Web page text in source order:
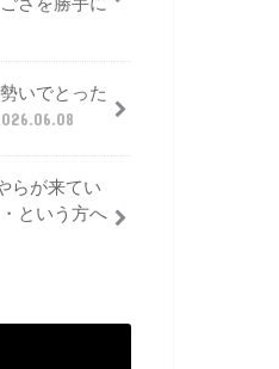
いでとった
らが来てい
という方へ